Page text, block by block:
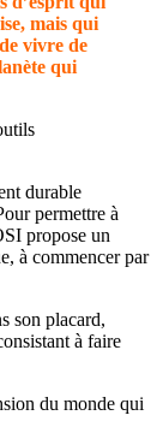
mais qui
vivre de
qui
durable
permettre à
propose un
à commencer par
son placard,
à faire
du monde qui